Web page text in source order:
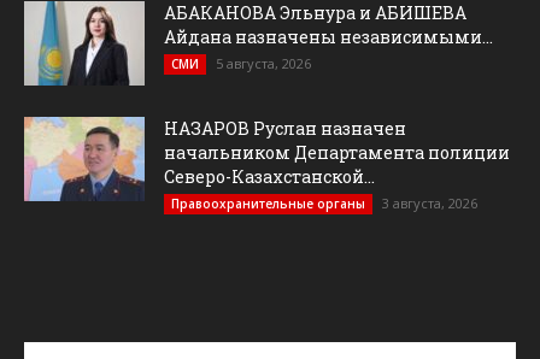
АБАКАНОВА Эльнура и АБИШЕВА
Айдана назначены независимыми...
СМИ 5 августа, 2026
НАЗАРОВ Руслан назначен
начальником Департамента полиции
Северо-Казахстанской...
Правоохранительные органы 3 августа, 2026